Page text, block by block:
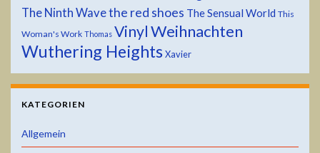
The Ninth Wavethe red shoes The Sensual World This
Woman's Work Thomas VinylWeihnachten
Wuthering Heights Xavier
KATEGORIEN
Allgemein